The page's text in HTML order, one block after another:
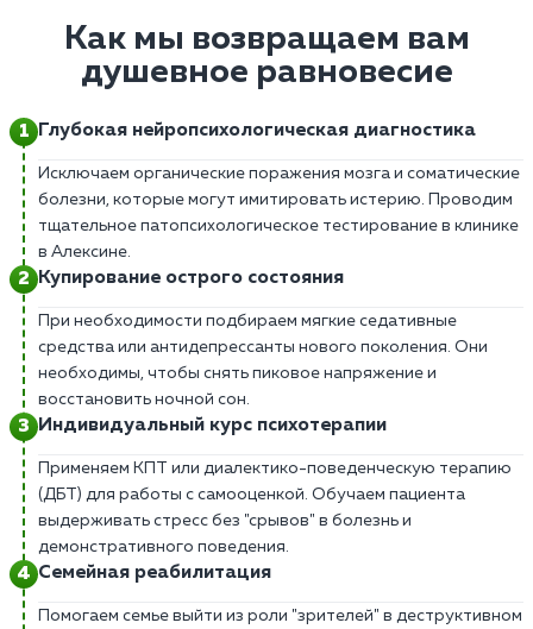
Как мы возвращаем вам
душевное равновесие
Глубокая нейропсихологическая диагностика
Исключаем органические поражения мозга и соматические
болезни, которые могут имитировать истерию. Проводим
тщательное патопсихологическое тестирование в клинике
в Алексине.
Купирование острого состояния
При необходимости подбираем мягкие седативные
средства или антидепрессанты нового поколения. Они
необходимы, чтобы снять пиковое напряжение и
восстановить ночной сон.
Индивидуальный курс психотерапии
Применяем КПТ или диалектико-поведенческую терапию
(ДБТ) для работы с самооценкой. Обучаем пациента
выдерживать стресс без "срывов" в болезнь и
демонстративного поведения.
Семейная реабилитация
Помогаем семье выйти из роли "зрителей" в деструктивном